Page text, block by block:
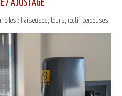
/ AJUSTAGE
: fraiseuses, tours, rectif, perceuses.